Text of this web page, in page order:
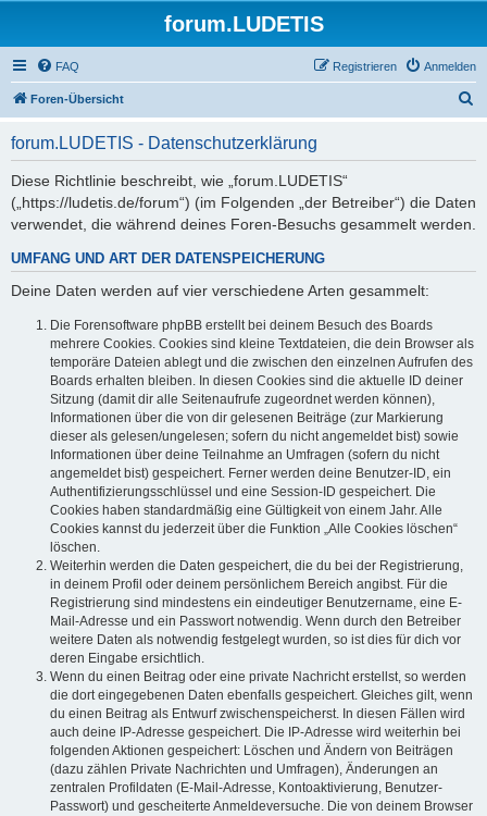
forum.LUDETIS
FAQ Anmelden
Registrieren
Foren-Übersicht
forum.LUDETIS - Datenschutzerklärung
Diese Richtlinie beschreibt, wie „forum.LUDETIS“
(„https://ludetis.de/forum“) (im Folgenden „der Betreiber“) die Daten
verwendet, die während deines Foren-Besuchs gesammelt werden.
UMFANG UND ART DER DATENSPEICHERUNG
Deine Daten werden auf vier verschiedene Arten gesammelt:
Die Forensoftware phpBB erstellt bei deinem Besuch des Boards
mehrere Cookies. Cookies sind kleine Textdateien, die dein Browser als
temporäre Dateien ablegt und die zwischen den einzelnen Aufrufen des
Boards erhalten bleiben. In diesen Cookies sind die aktuelle ID deiner
Sitzung (damit dir alle Seitenaufrufe zugeordnet werden können),
Informationen über die von dir gelesenen Beiträge (zur Markierung
dieser als gelesen/ungelesen; sofern du nicht angemeldet bist) sowie
Informationen über deine Teilnahme an Umfragen (sofern du nicht
angemeldet bist) gespeichert. Ferner werden deine Benutzer-ID, ein
Authentifizierungsschlüssel und eine Session-ID gespeichert. Die
Cookies haben standardmäßig eine Gültigkeit von einem Jahr. Alle
Cookies kannst du jederzeit über die Funktion „Alle Cookies löschen“
löschen.
Weiterhin werden die Daten gespeichert, die du bei der Registrierung,
in deinem Profil oder deinem persönlichem Bereich angibst. Für die
Registrierung sind mindestens ein eindeutiger Benutzername, eine E-
Mail-Adresse und ein Passwort notwendig. Wenn durch den Betreiber
weitere Daten als notwendig festgelegt wurden, so ist dies für dich vor
deren Eingabe ersichtlich.
Wenn du einen Beitrag oder eine private Nachricht erstellst, so werden
die dort eingegebenen Daten ebenfalls gespeichert. Gleiches gilt, wenn
du einen Beitrag als Entwurf zwischenspeicherst. In diesen Fällen wird
auch deine IP-Adresse gespeichert. Die IP-Adresse wird weiterhin bei
folgenden Aktionen gespeichert: Löschen und Ändern von Beiträgen
(dazu zählen Private Nachrichten und Umfragen), Änderungen an
zentralen Profildaten (E-Mail-Adresse, Kontoaktivierung, Benutzer-
Passwort) und gescheiterte Anmeldeversuche. Die von deinem Browser